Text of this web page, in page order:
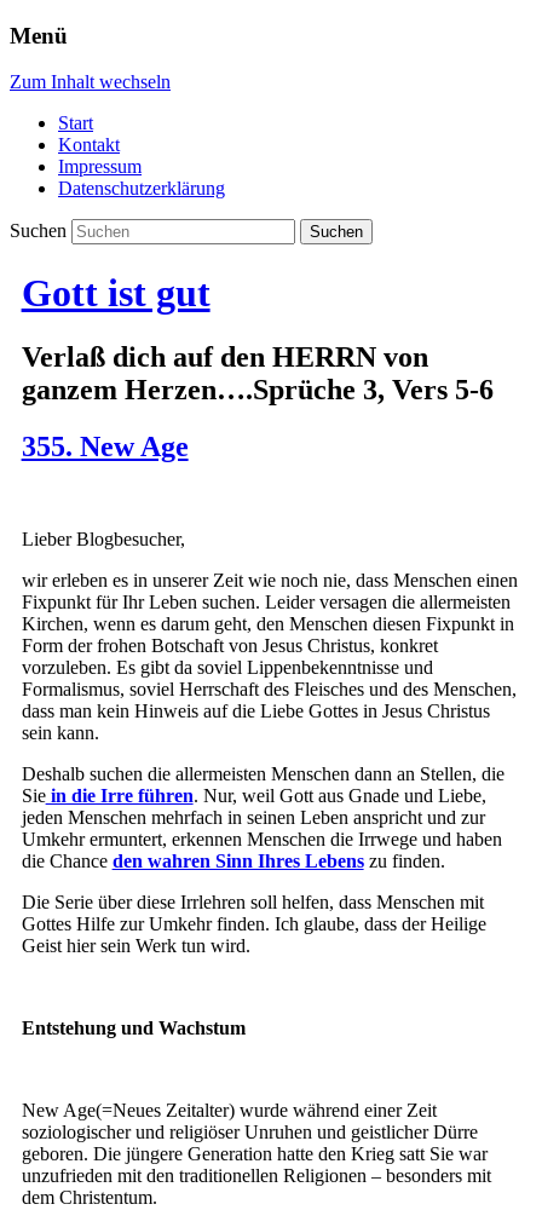
Menü
Zum Inhalt wechseln
Start
Kontakt
Impressum
Datenschutzerklärung
Suchen
Gott ist gut
Verlaß dich auf den HERRN von
ganzem Herzen….Sprüche 3, Vers 5-6
355. New Age
Lieber Blogbesucher,
wir erleben es in unserer Zeit wie noch nie, dass Menschen einen
Fixpunkt für Ihr Leben suchen. Leider versagen die allermeisten
Kirchen, wenn es darum geht, den Menschen diesen Fixpunkt in
Form der frohen Botschaft von Jesus Christus, konkret
vorzuleben. Es gibt da soviel Lippenbekenntnisse und
Formalismus, soviel Herrschaft des Fleisches und des Menschen,
dass man kein Hinweis auf die Liebe Gottes in Jesus Christus
sein kann.
Deshalb suchen die allermeisten Menschen dann an Stellen, die
Siein die Irre führen. Nur, weil Gott aus Gnade und Liebe,
jeden Menschen mehrfach in seinen Leben anspricht und zur
Umkehr ermuntert, erkennen Menschen die Irrwege und haben
die Chance den wahren Sinn Ihres Lebenszu finden.
Die Serie über diese Irrlehren soll helfen, dass Menschen mit
Gottes Hilfe zur Umkehr finden. Ich glaube, dass der Heilige
Geist hier sein Werk tun wird.
Entstehung und Wachstum
New Age(=Neues Zeitalter) wurde während einer Zeit
soziologischer und religiöser Unruhen und geistlicher Dürre
geboren. Die jüngere Generation hatte den Krieg satt Sie war
unzufrieden mit den traditionellen Religionen – besonders mit
dem Christentum.